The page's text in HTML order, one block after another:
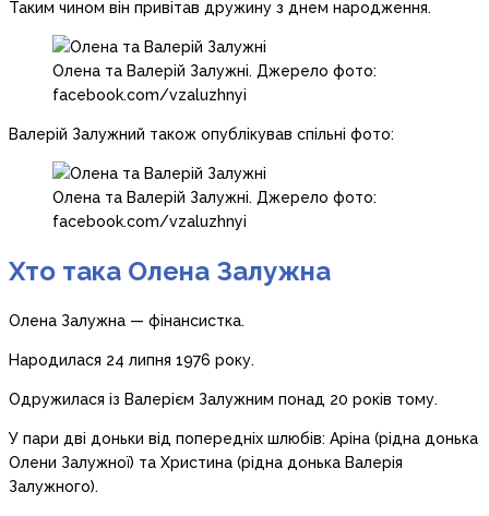
Таким чином він привітав дружину з днем народження.
Олена та Валерій Залужні. Джерело фото:
facebook.com/vzaluzhnyi
Валерій Залужний також опублікував спільні фото:
Олена та Валерій Залужні. Джерело фото:
facebook.com/vzaluzhnyi
Хто така Олена Залужна
Олена Залужна — фінансистка.
Народилася 24 липня 1976 року.
Одружилася із Валерієм Залужним понад 20 років тому.
У пари дві доньки від попередніх шлюбів: Аріна (рідна донька
Олени Залужної) та Христина (рідна донька Валерія
Залужного).